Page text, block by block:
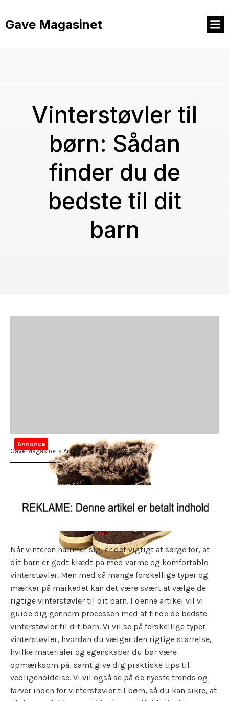
indhold
Gave Magasinet
Vinterstøvler til
børn: Sådan
finder du de
bedste til dit
barn
Annonce
Gave Magasinets Artikler
februar 26, 2024
Når vinteren nærmer sig, er det vigtigt at sørge for, at
dit barn er godt klædt på med varme og komfortable
vinterstøvler. Men med så mange forskellige typer og
mærker på markedet kan det være svært at vælge de
rigtige vinterstøvler til dit barn. I denne artikel vil vi
guide dig gennem processen med at finde de bedste
vinterstøvler til dit barn. Vi vil se på forskellige typer
vinterstøvler, hvordan du vælger den rigtige størrelse,
hvilke materialer og egenskaber du bør være
opmærksom på, samt give dig praktiske tips til
vedligeholdelse. Vi vil også se på de nyeste trends og
farver inden for vinterstøvler til børn, så du kan sikre, at